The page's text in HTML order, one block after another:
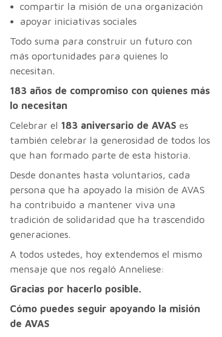
compartir la misión de una organización
apoyar iniciativas sociales
Todo suma para construir un futuro con
más oportunidades para quienes lo
necesitan.
183 años de compromiso con quienes más
lo necesitan
Celebrar el 183 aniversario de AVAS es
también celebrar la generosidad de todos los
que han formado parte de esta historia.
Desde donantes hasta voluntarios, cada
persona que ha apoyado la misión de AVAS
ha contribuido a mantener viva una
tradición de solidaridad que ha trascendido
generaciones.
A todos ustedes, hoy extendemos el mismo
mensaje que nos regaló Anneliese:
Gracias por hacerlo posible.
Cómo puedes seguir apoyando la misión
de AVAS